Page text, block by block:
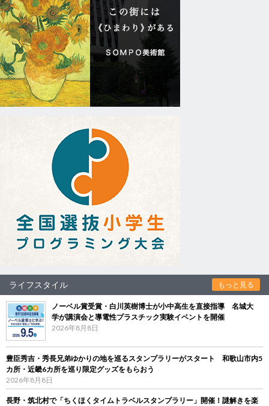
ライフスタイル もっと見る
ノーベル賞受賞・白川英樹博士が小中高生を直接指導 名城大
学が講演会と導電性プラスチック実験イベントを開催
2026年8月8日
豊臣秀吉・秀長兄弟ゆかりの地を巡るスタンプラリーがスタート 和歌山市内5
カ所・近畿6カ所を巡り限定グッズをもらおう
2026年8月8日
長野・筑北村で「ちくほくタイムトラベルスタンプラリー」開催！謎解きを楽